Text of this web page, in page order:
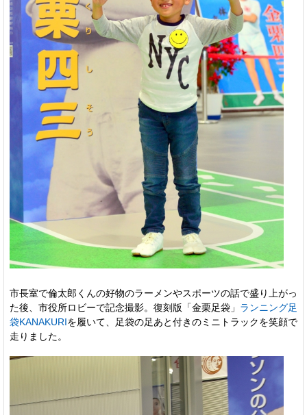
市長室で倫太郎くんの好物のラーメンやスポーツの話で盛り上がっ
た後、市役所ロビーで記念撮影。復刻版「金栗足袋」 ランニング足
袋KANAKURIを履いて、足袋の足あと付きのミニトラックを笑顔で
走りました。